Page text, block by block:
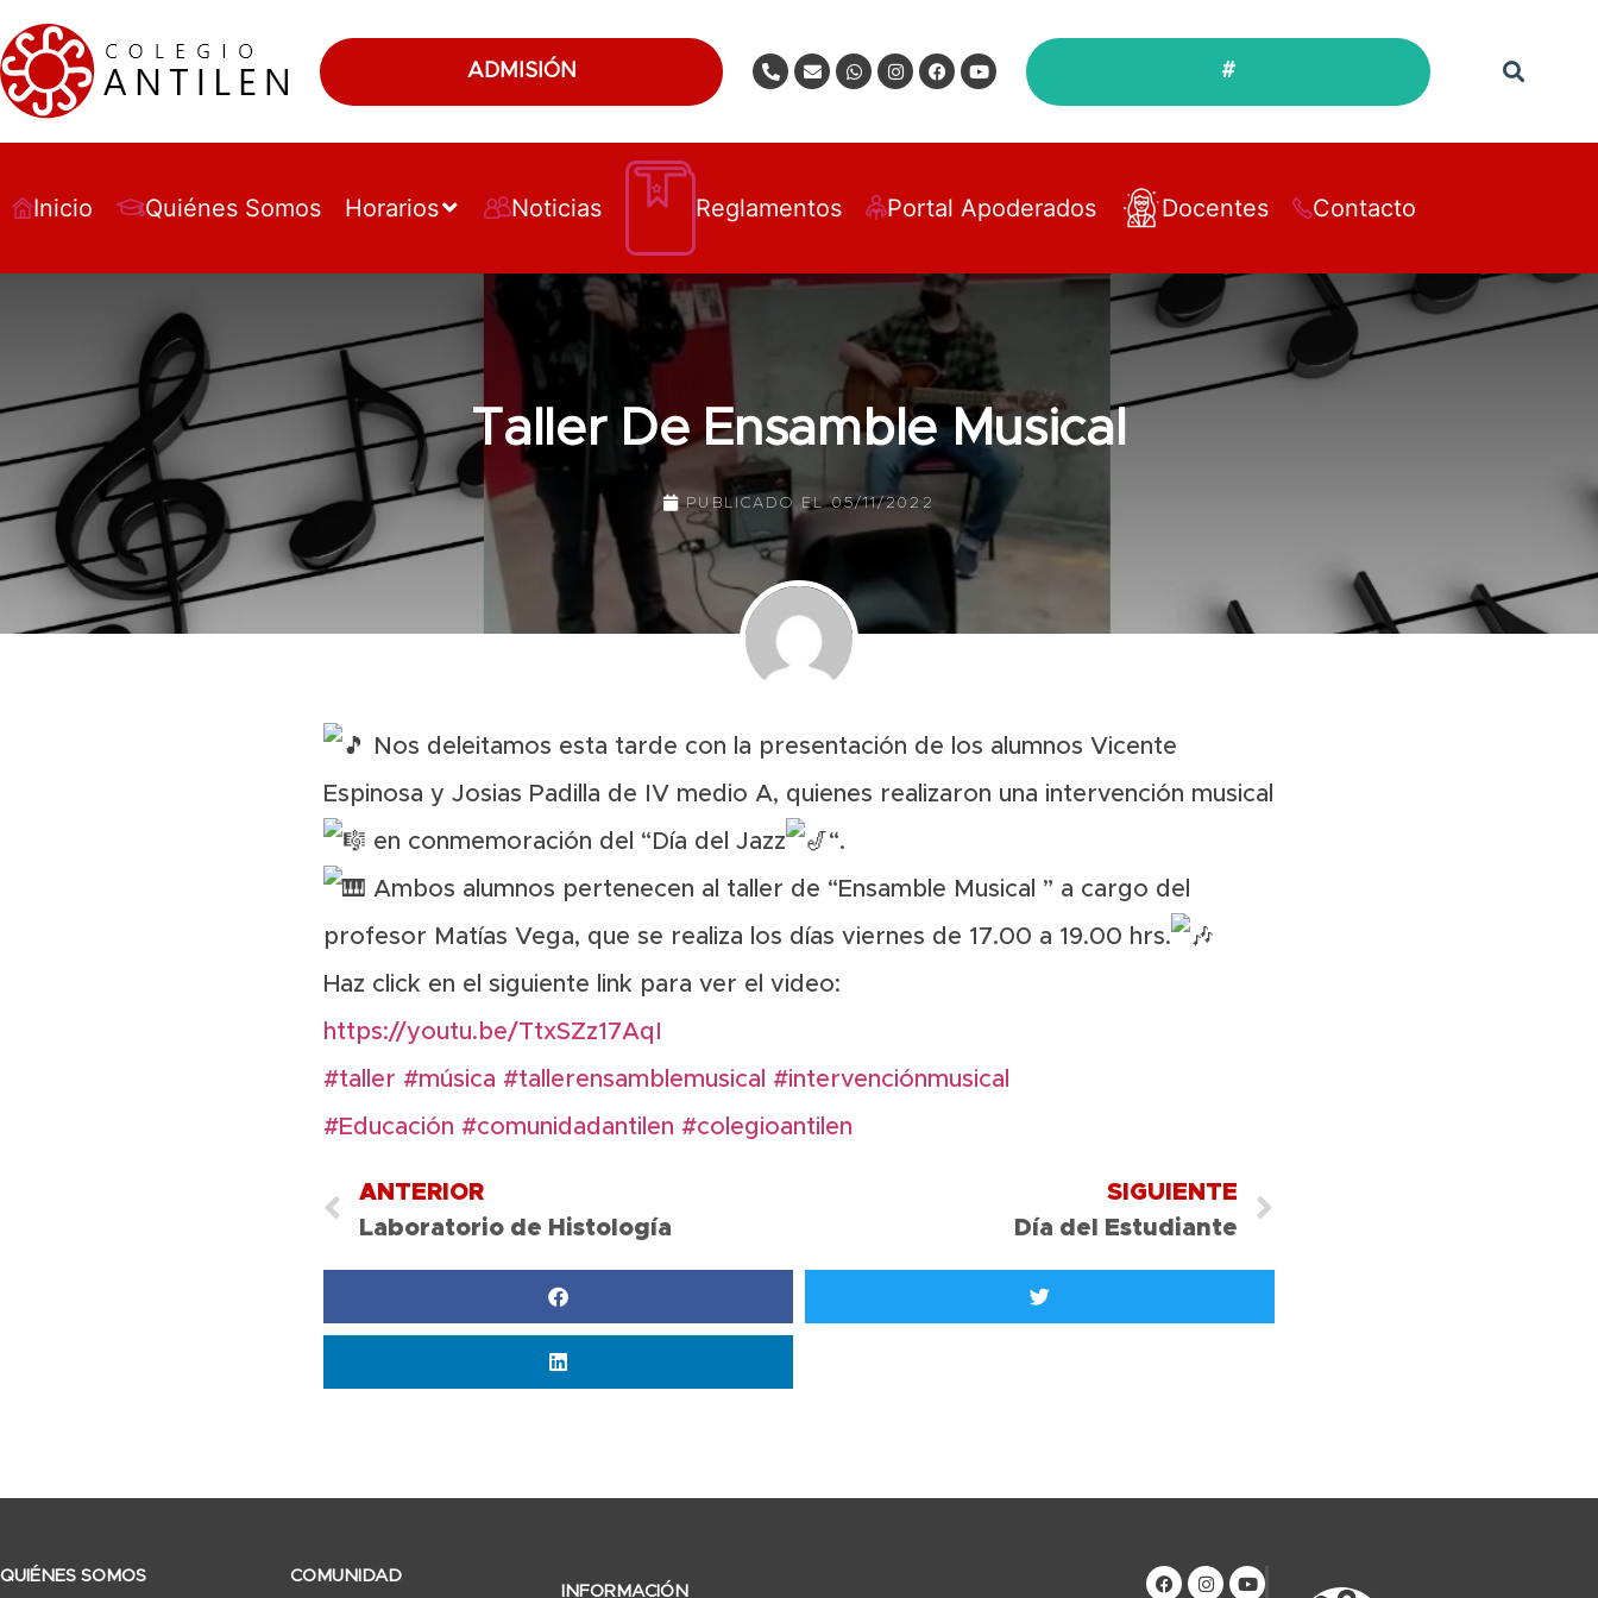
ADMISIÓN #
Inicio Quiénes Somos Horarios Noticias Reglamentos Portal Apoderados Docentes Contacto
Taller De Ensamble Musical
PUBLICADO EL05/11/2022
Nos deleitamos esta tarde con la presentación de los alumnos Vicente
Espinosa y Josias Padilla de IV medio A, quienes realizaron una intervención musical
en conmemoración del “Día del Jazz
“.
Ambos alumnos pertenecen al taller de “Ensamble Musical ” a cargo del
profesor Matías Vega, que se realiza los días viernes de 17.00 a 19.00 hrs.
Haz click en el siguiente link para ver el video:
https://youtu.be/TtxSZz17AqI
#taller #música #tallerensamblemusical #intervenciónmusical
#Educación #comunidadantilen #colegioantilen
ANTERIOR
Laboratorio de Histología
SIGUIENTE
Día del Estudiante
QUIÉNES SOMOS
COMUNIDAD
INFORMACIÓN